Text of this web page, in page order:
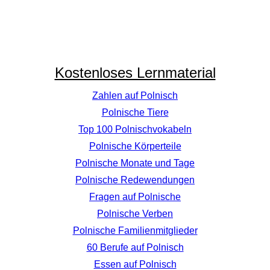
Kostenloses Lernmaterial
Zahlen auf Polnisch
Polnische Tiere
Top 100 Polnischvokabeln
Polnische Körperteile
Polnische Monate und Tage
Polnische Redewendungen
Fragen auf Polnische
Polnische Verben
Polnische Familienmitglieder
60 Berufe auf Polnisch
Essen auf Polnisch